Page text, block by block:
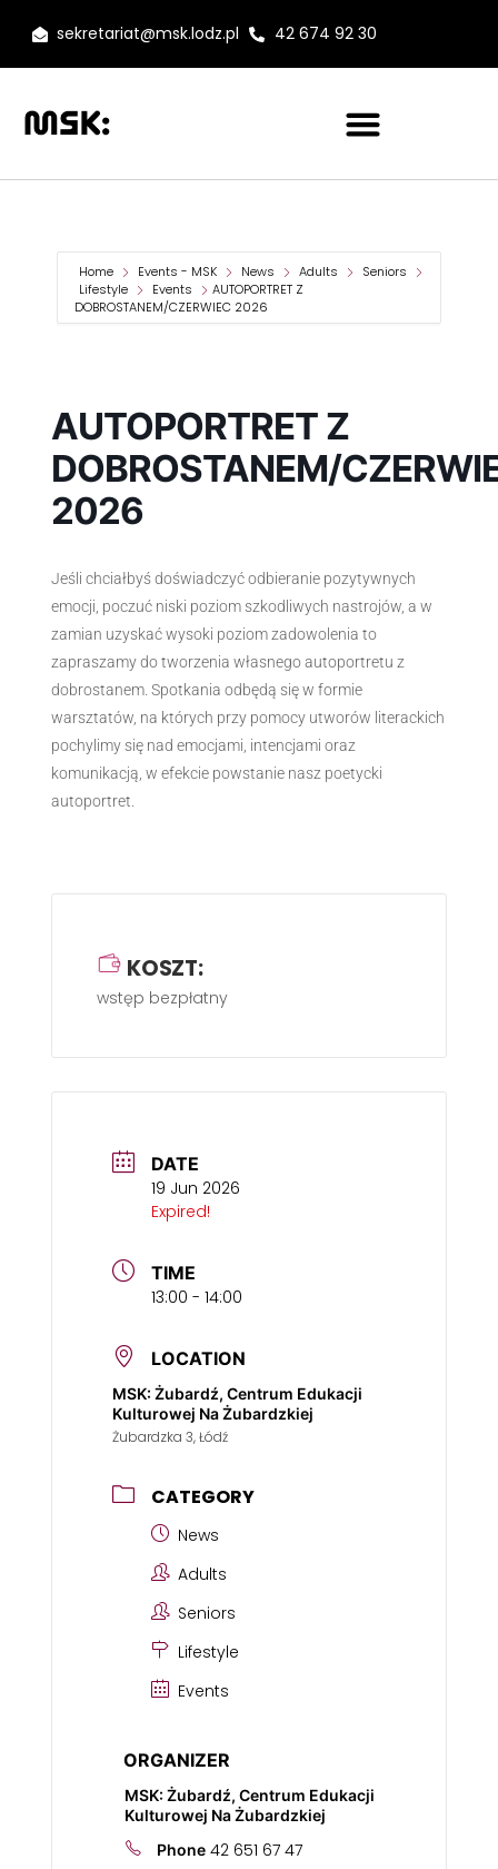
sekretariat@msk.lodz.pl 42 674 92 30
Home Events - MSK News Adults
Seniors
Lifestyle
Events
AUTOPORTRET Z
DOBROSTANEM/CZERWIEC 2026
AUTOPORTRET Z
DOBROSTANEM/
2026
Jeśli chciałbyś doświadczyć odbieranie pozytywnych
emocji, poczuć niski poziom szkodliwych nastrojów, a w
zamian uzyskać wysoki poziom zadowolenia to
zapraszamy do tworzenia własnego autoportretu z
dobrostanem. Spotkania odbędą się w formie
warsztatów, na których przy pomocy utworów literackich
pochylimy się nad emocjami, intencjami oraz
komunikacją, w efekcie powstanie nasz poetycki
autoportret.
KOSZT:
wstęp bezpłatny
DATE
19 Jun 2026
Expired!
TIME
13:00 - 14:00
LOCATION
MSK: Żubardź, Centrum Edukacji
Kulturowej Na Żubardzkiej
Żubardzka 3, Łódź
CATEGORY
News
Adults
Seniors
Lifestyle
Events
ORGANIZER
MSK: Żubardź, Centrum Edukacji
Kulturowej Na Żubardzkiej
Phone 42 651 67 47